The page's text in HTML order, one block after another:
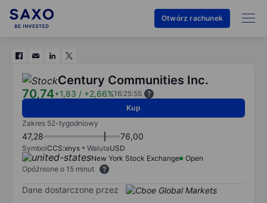
Otwórz rachunek
Century Communities Inc.
70,74+1,83 / +2,66%16:25:55
Kup
Zakres 52-tygodniowy
47,28 76,00
SymbolCCS:xnys WalutaUSD
New York Stock Exchange
Open
Opóźnione o 15 minut
Dane dostarczone przez